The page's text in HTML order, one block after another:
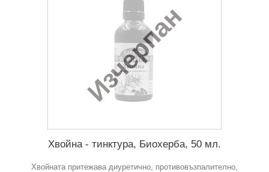
Изчерпан
Хвойна - тинктура, Биохерба, 50 мл.
Хвойната притежава диуретично, противовъзпалително,